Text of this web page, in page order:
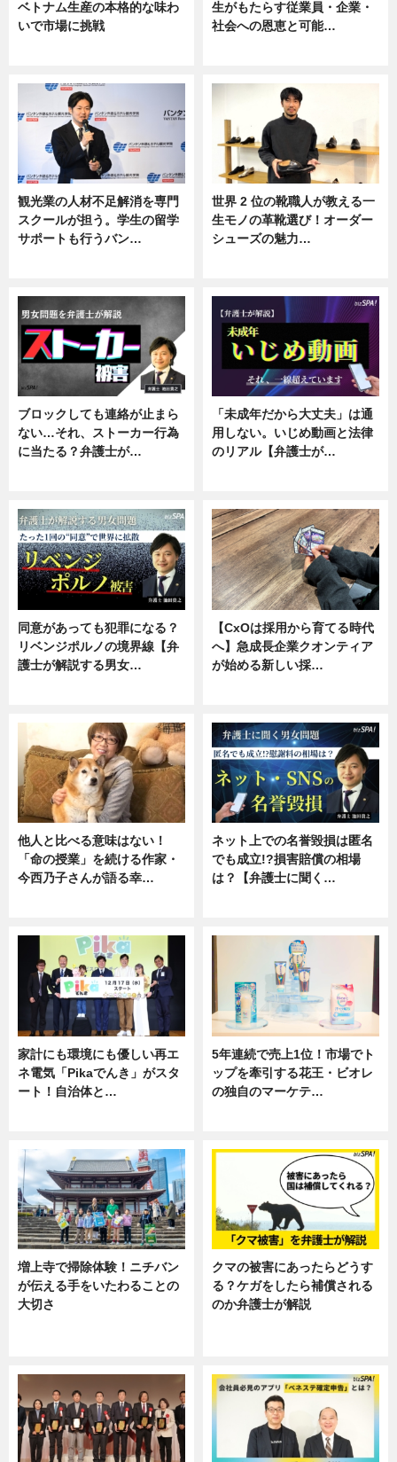
ベトナム生産の本格的な味わ
いで市場に挑戦
生がもたらす従業員・企業・
社会への恩恵と可能…
観光業の人材不足解消を専門
スクールが担う。学生の留学
サポートも行うバン…
世界 2 位の靴職人が教える一
生モノの革靴選び！オーダー
シューズの魅力…
ブロックしても連絡が止まら
ない…それ、ストーカー行為
に当たる？弁護士が…
「未成年だから大丈夫」は通
用しない。いじめ動画と法律
のリアル【弁護士が…
同意があっても犯罪になる？
リベンジポルノの境界線【弁
護士が解説する男女…
【CxOは採用から育てる時代
へ】急成長企業クオンティア
が始める新しい採…
他人と比べる意味はない！
「命の授業」を続ける作家・
今西乃子さんが語る幸…
ネット上での名誉毀損は匿名
でも成立!?損害賠償の相場
は？【弁護士に聞く…
家計にも環境にも優しい再エ
ネ電気「Pikaでんき」がスタ
ート！自治体と…
5年連続で売上1位！市場でト
ップを牽引する花王・ビオレ
の独自のマーケテ…
増上寺で掃除体験！ニチバン
が伝える手をいたわることの
大切さ
クマの被害にあったらどうす
る？ケガをしたら補償される
のか弁護士が解説